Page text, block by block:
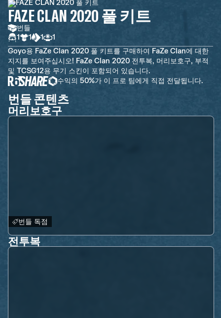
FAZE CLAN 2020 풀 키트
번들
1
1 1
1
Goyo용 FaZe Clan 2020 풀 키트를 구매하여 FaZe Clan에 대한
지지를 보여주십시오! FaZe Clan 2020 전투복, 머리보호구, 부적
및 TCSG12용 무기 스킨이 포함되어 있습니다.
수익의 50%가 이 프로 팀에게 직접 전달됩니다.
번들 콘텐츠
머리보호구
번들 독점
전투복